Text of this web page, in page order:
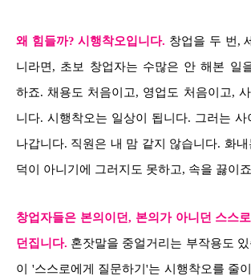
왜 힘들까? 시행착오입니다. 창업을 두 번,
니라면, 초보 창업자는 수많은 안 해본 일
하죠. 채용도 처음이고, 영업도 처음이고,
니다. 시행착오는 일상이 됩니다. 그러는 사
나갑니다. 직원은 내 맘 같지 않습니다. 화
덕이 아니기에 그러지도 못하고, 속을 끓이
창업자들은 본의이던, 본의가 아니던 스스
던집니다. 혼잣말을 중얼거리는 부작용도
이 '스스로에게 질문하기'는 시행착오를 줄